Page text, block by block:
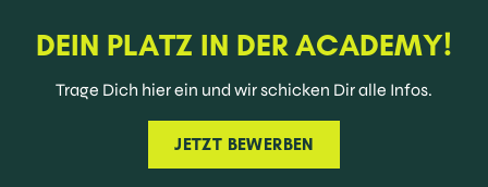
DEIN PLATZ IN DER ACADEMY!
Trage Dich hier ein und wir schicken Dir alle Infos.
JETZT BEWERBEN